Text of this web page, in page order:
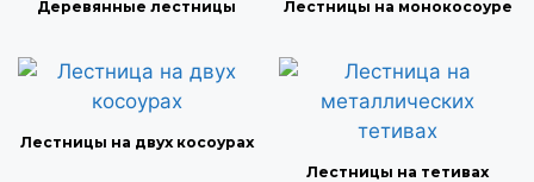
Деревянные лестницы Лестницы на монокосоуре
Лестницы на двух косоурах
Лестницы на тетивах